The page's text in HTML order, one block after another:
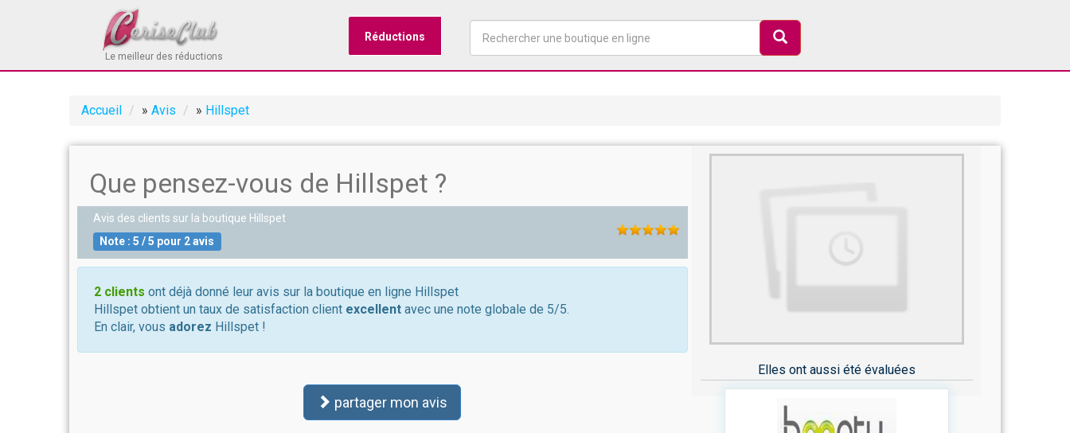
Le meilleur des réductions
Réductions
Accueil » Avis » Hillspet
Que pensez-vous de Hillspet ?
Avis des clients sur la boutique Hillspet
Note :5 /5 pour 2avis
2 clients ont déjà donné leur avis sur la boutique en ligne Hillspet
Hillspet obtient un taux de satisfaction client excellent avec une note globale de 5/5.
En clair, vous adorez Hillspet !
partager mon avis
Elles ont aussi été évaluées